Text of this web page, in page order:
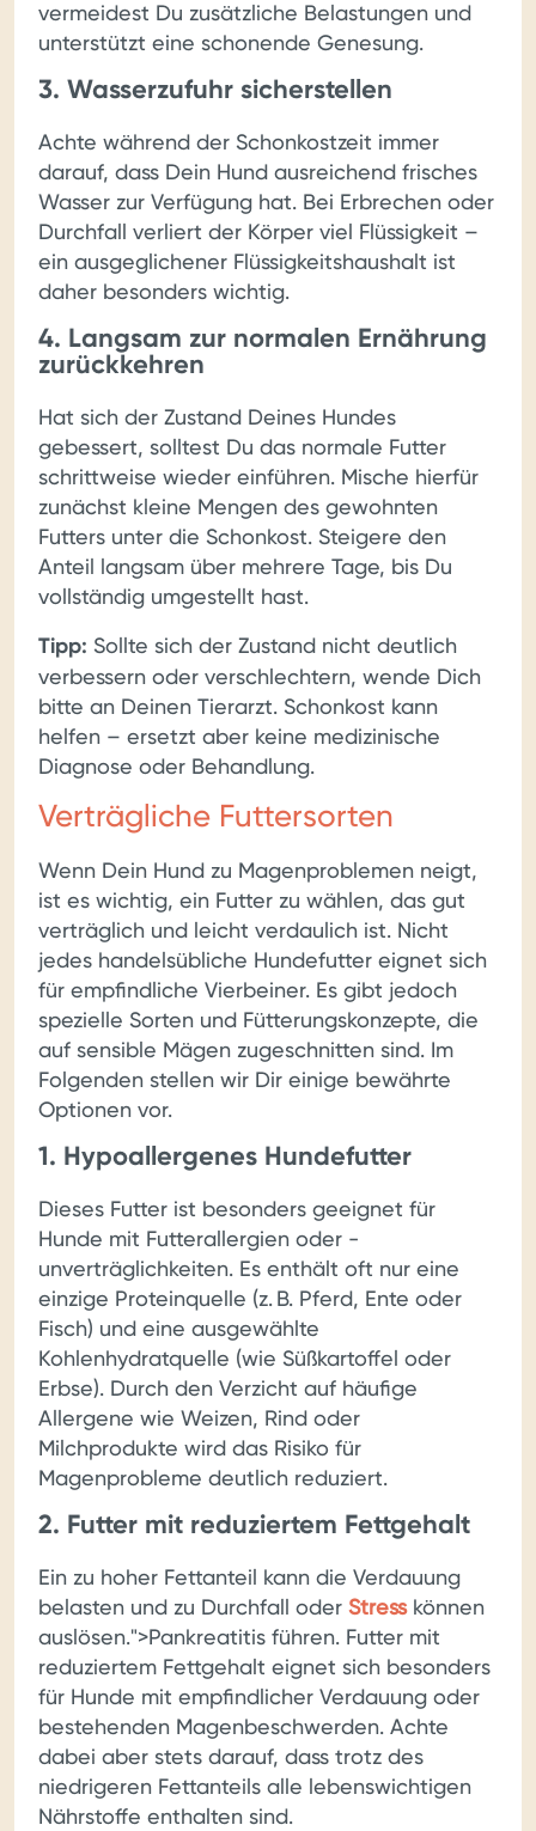
vermeidest Du zusätzliche Belastungen und
unterstützt eine schonende Genesung.
3. Wasserzufuhr sicherstellen
Achte während der Schonkostzeit immer
darauf, dass Dein Hund ausreichend frisches
Wasser zur Verfügung hat. Bei Erbrechen oder
Durchfall verliert der Körper viel Flüssigkeit –
ein ausgeglichener Flüssigkeitshaushalt ist
daher besonders wichtig.
4. Langsam zur normalen Ernährung
zurückkehren
Hat sich der Zustand Deines Hundes
gebessert, solltest Du das normale Futter
schrittweise wieder einführen. Mische hierfür
zunächst kleine Mengen des gewohnten
Futters unter die Schonkost. Steigere den
Anteil langsam über mehrere Tage, bis Du
vollständig umgestellt hast.
Tipp: Sollte sich der Zustand nicht deutlich
verbessern oder verschlechtern, wende Dich
bitte an Deinen Tierarzt. Schonkost kann
helfen – ersetzt aber keine medizinische
Diagnose oder Behandlung.
Verträgliche Futtersorten
Wenn Dein Hund zu Magenproblemen neigt,
ist es wichtig, ein Futter zu wählen, das gut
verträglich und leicht verdaulich ist. Nicht
jedes handelsübliche Hundefutter eignet sich
für empfindliche Vierbeiner. Es gibt jedoch
spezielle Sorten und Fütterungskonzepte, die
auf sensible Mägen zugeschnitten sind. Im
Folgenden stellen wir Dir einige bewährte
Optionen vor.
1. Hypoallergenes Hundefutter
Dieses Futter ist besonders geeignet für
Hunde mit Futterallergien oder -
unverträglichkeiten. Es enthält oft nur eine
einzige Proteinquelle (z. B. Pferd, Ente oder
Fisch) und eine ausgewählte
Kohlenhydratquelle (wie Süßkartoffel oder
Erbse). Durch den Verzicht auf häufige
Allergene wie Weizen, Rind oder
Milchprodukte wird das Risiko für
Magenprobleme deutlich reduziert.
2. Futter mit reduziertem Fettgehalt
Ein zu hoher Fettanteil kann die Verdauung
belasten und zu Durchfall oder Stresskönnen
auslösen.">Pankreatitis führen. Futter mit
reduziertem Fettgehalt eignet sich besonders
für Hunde mit empfindlicher Verdauung oder
bestehenden Magenbeschwerden. Achte
dabei aber stets darauf, dass trotz des
niedrigeren Fettanteils alle lebenswichtigen
Nährstoffe enthalten sind.